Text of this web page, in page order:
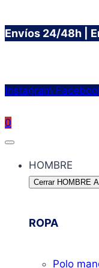
Saltar
Envíos 24/48h |
Instagram
0
HOMBRE
Cerrar HOMBRE
ROPA
Polo